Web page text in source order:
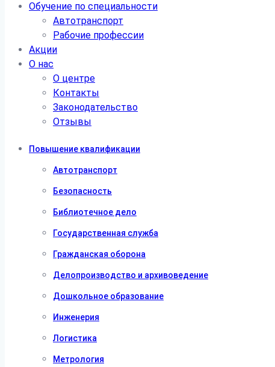
Обучение по специальности
Автотранспорт
Рабочие профессии
Акции
О нас
О центре
Контакты
Законодательство
Отзывы
Повышение квалификации
Автотранспорт
Безопасность
Библиотечное дело
Государственная служба
Гражданская оборона
Делопроизводство и архивоведение
Дошкольное образование
Инженерия
Логистика
Метрология